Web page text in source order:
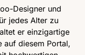
Designer und
jedes Alter zu
er einzigartige
auf diesem Portal,